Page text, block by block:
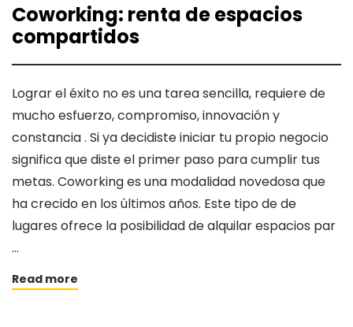
Coworking: renta de espacios
compartidos
Lograr el éxito no es una tarea sencilla, requiere de
mucho esfuerzo, compromiso, innovación y
constancia . Si ya decidiste iniciar tu propio negocio
significa que diste el primer paso para cumplir tus
metas. Coworking es una modalidad novedosa que
ha crecido en los últimos años. Este tipo de de
lugares ofrece la posibilidad de alquilar espacios par
…
Read more